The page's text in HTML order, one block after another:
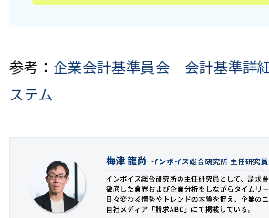
参考： 企業会計基準員会 会計基準詳
ステム